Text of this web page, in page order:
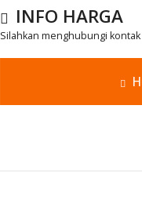
INFO HARGA
Silahkan menghubungi